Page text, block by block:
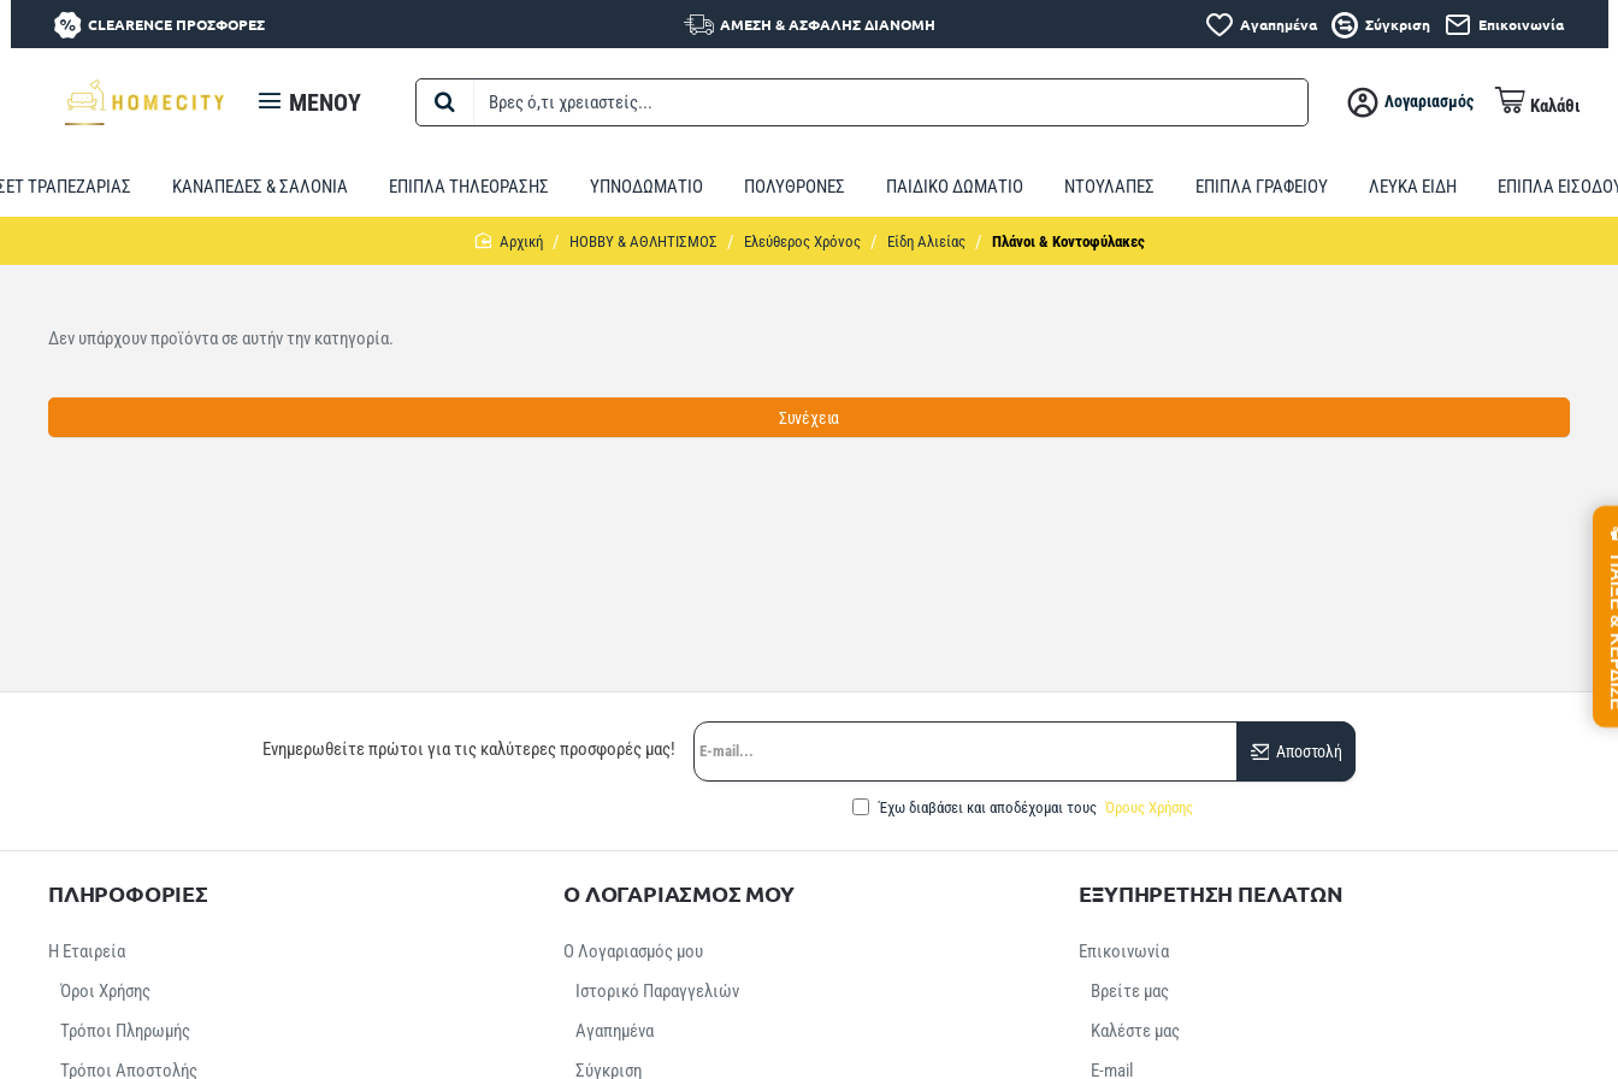
CLEARENCE ΠΡΟΣΦΟΡΕΣ ΑΜΕΣΗ & ΑΣΦΑΛΗΣ ΔΙΑΝΟΜΗ Αγαπημένα Σύγκριση Επικοινωνία
MENOY
Βρες
χρειαστείς...
Λογαριασμός Καλάθι
ΤΡΑΠΕΖΑΡΙΑΣ ΚΑΝΑΠΕΔΕΣ & ΣΑΛΟΝΙΑ ΕΠΙΠΛΑ ΤΗΛΕΟΡΑΣΗΣ ΥΠΝΟΔΩΜΑΤΙΟ ΠΟΛΥΘΡΟΝΕΣ ΠΑΙΔΙΚΟ ΔΩΜΑΤΙΟ ΝΤΟΥΛΑΠΕΣ ΕΠΙΠΛΑ ΓΡΑΦΕΙΟΥ ΛΕΥΚΑ ΕΙΔΗ ΕΠΙΠΛΑ
homeHOBBY & ΑΘΛΗΤΙΣΜΟΣ Ελεύθερος Χρόνος Είδη Αλιείας Πλάνοι & Κοντοφύλακες
Δεν υπάρχουν προϊόντα σε αυτήν την κατηγορία.
Συνέχεια
Ενημερωθείτε πρώτοι για τις καλύτερες προσφορές μας!
E-
mail...
Αποστολή
Έχω διαβάσει και αποδέχομαι τους Όρους Χρήσης
ΠΛΗΡΟΦΟΡΙΕΣ
Η Εταιρεία
Όροι Χρήσης
Τρόποι Πληρωμής
Τρόποι Αποστολής
Ο ΛΟΓΑΡΙΑΣΜΟΣ ΜΟΥ
Ο Λογαριασμός μου
Ιστορικό Παραγγελιών
Αγαπημένα
Σύγκριση
ΕΞΥΠΗΡΕΤΗΣΗ ΠΕΛΑΤΩΝ
Επικοινωνία
Βρείτε μας
Καλέστε μας
E-mail